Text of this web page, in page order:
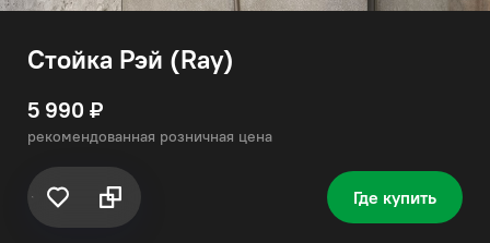
Стойка Рэй (Ray)
5 990 ₽
рекомендованная розничная цена
Где купить